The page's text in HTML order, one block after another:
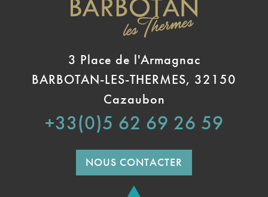
3 Place de l'Armagnac
BARBOTAN-LES-THERMES, 32150
Cazaubon
+33(0)5 62 69 26 59
NOUS CONTACTER